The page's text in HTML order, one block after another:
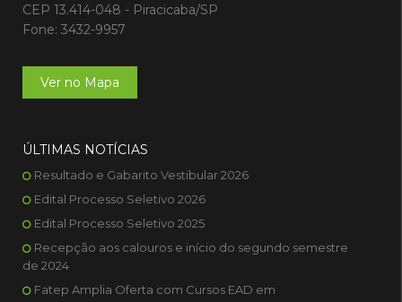
CEP 13.414-048 - Piracicaba/SP
Fone: 3432-9957
Ver no Mapa
ÚLTIMAS NOTÍCIAS
Resultado e Gabarito Vestibular 2026
Edital Processo Seletivo 2026
Edital Processo Seletivo 2025
Recepção aos calouros e início do segundo semestre
de 2024
Fatep Amplia Oferta com Cursos EAD em